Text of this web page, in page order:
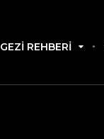
GEZI REHBERI